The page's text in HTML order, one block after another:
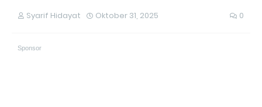
Syarif Hidayat Oktober 31, 2025 0
Sponsor